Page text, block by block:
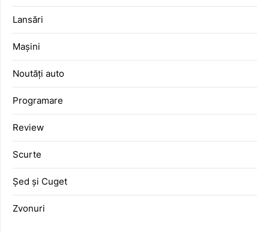
Lansări
Mașini
Noutăți auto
Programare
Review
Scurte
Șed și Cuget
Zvonuri